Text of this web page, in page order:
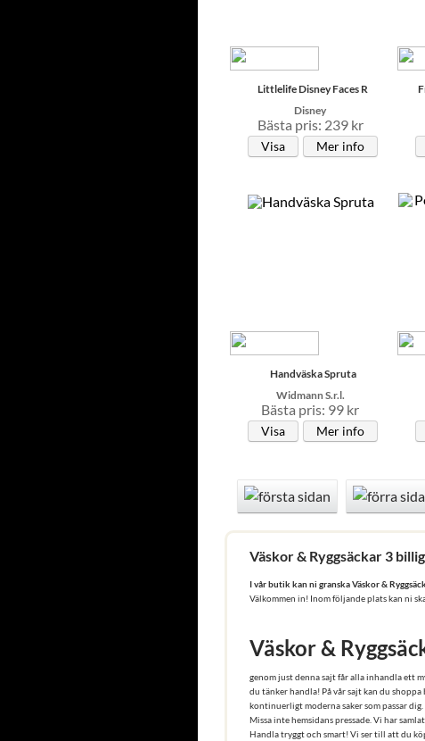
Littlelife Disney Faces R
Disney
Bästa pris: 239 kr
Visa Mer info
Handväska Spruta
Widmann S.r.l.
Bästa pris: 99 kr
Visa Mer info
Väskor & Ryggsäckar 3
I vår butik kan ni granska Väskor &
Välkommen in! Inom följande plats kan ni
Väskor &
genom just denna sajt får alla inhandla ett
du tänker handla! På vår sajt kan du
kontinuerligt moderna saker som passar dig.
Missa inte hemsidans pressade. Vi har
Handla tryggt och smart! Vi ser till att du